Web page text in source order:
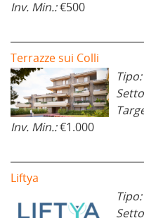
Inv. Min.:€500
Terrazze sui Colli
Tipo:
Inv. Min.:€1.000
Liftya
Tipo: